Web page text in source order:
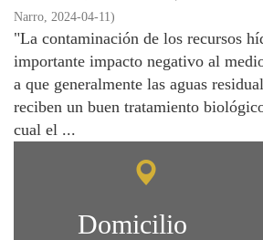
Narro, 2024-04-11)
"La contaminación de los recursos
importante impacto negativo al
a que generalmente las aguas
reciben un buen tratamiento
cual el ...
Domicilio